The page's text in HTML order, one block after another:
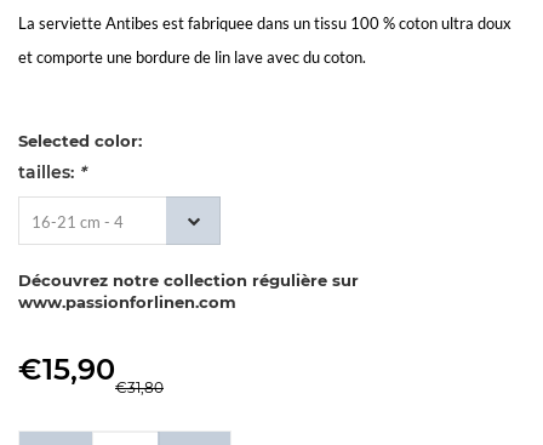
Service
La
Clientèle
La serviette Antibes est fabriquee dans un tissu 100 % coton ultra doux
et comporte une bordure de lin lave avec du coton.
Selected color:
tailles: *
16-21 cm - 4
pièces
Découvrez notre collection régulière sur
www.passionforlinen.com
€15,90
€31,80